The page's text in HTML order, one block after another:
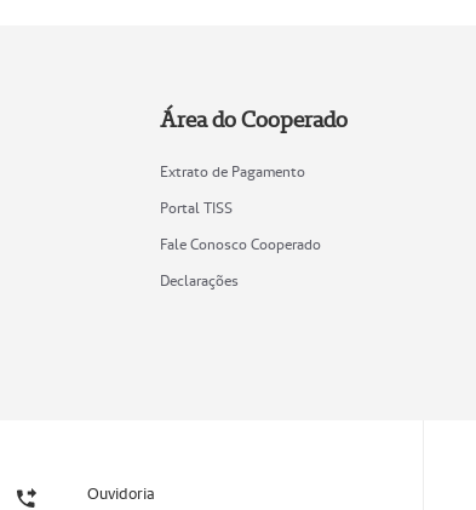
Área do Cooperado
Extrato de Pagamento
Portal TISS
Fale Conosco Cooperado
Declarações
Ouvidoria